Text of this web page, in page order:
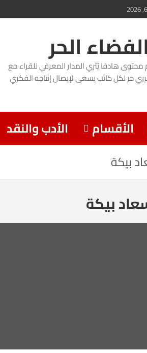
الحر
محتوى هادفا يُثري المدار المعرفي للقراء مع
حر لكل كاتب يسعى لإيصال إنتاجه الفكري
الأقسام الأدب والنقد
بيكة
بيكة